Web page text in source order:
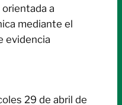
a
mediante el
evidencia
29 de abril de